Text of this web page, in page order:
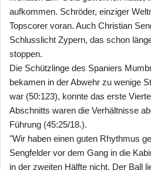
aufkommen. Schröder, einziger
Topscorer voran. Auch Christian
Schlusslicht Zypern, das schon
stoppen.
Die Schützlinge des Spaniers
bekamen in der Abwehr zu wenige
war (50:123), konnte das erste
Abschnitts waren die Verhältnisse
Führung (45:25/18.).
"Wir haben einen guten Rhythmus
Sengfelder vor dem Gang in die
in der zweiten Hälfte nicht. Der Ball